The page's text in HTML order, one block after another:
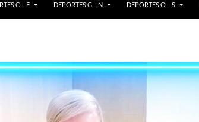
C – F DEPORTES G – N DEPORTES O – S